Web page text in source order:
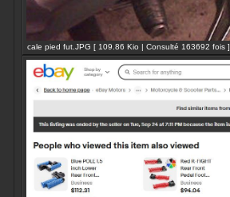
cale pied fut.JPG [ 109.86 Kio | Consulté 163692 fois ]